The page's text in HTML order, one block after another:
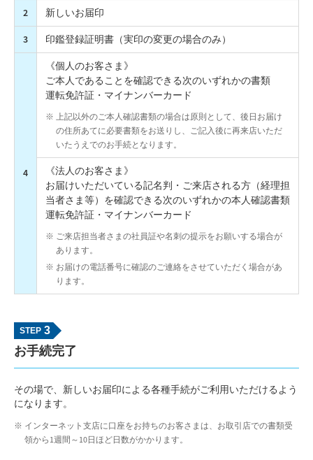
2 新しいお届印
3 印鑑登録証明書（実印の変更の場合のみ）
4
《個人のお客さま》
ご本人であることを確認できる次のいずれかの書類
運転免許証・マイナンバーカード
上記以外のご本人確認書類の場合は原則として、後日お届け
の住所あてに必要書類をお送りし、ご記入後に再来店いただ
いたうえでのお手続となります。
《法人のお客さま》
お届けいただいている記名判・ご来店される方（経理担
当者さま等）を確認できる次のいずれかの本人確認書類
運転免許証・マイナンバーカード
ご来店担当者さまの社員証や名刺の提示をお願いする場合が
あります。
お届けの電話番号に確認のご連絡をさせていただく場合があ
ります。
3
お手続完了
その場で、新しいお届印による各種手続がご利用いただけるよう
になります。
インターネット支店に口座をお持ちのお客さまは、お取引店での書類受
領から1週間～10日ほど日数がかかります。